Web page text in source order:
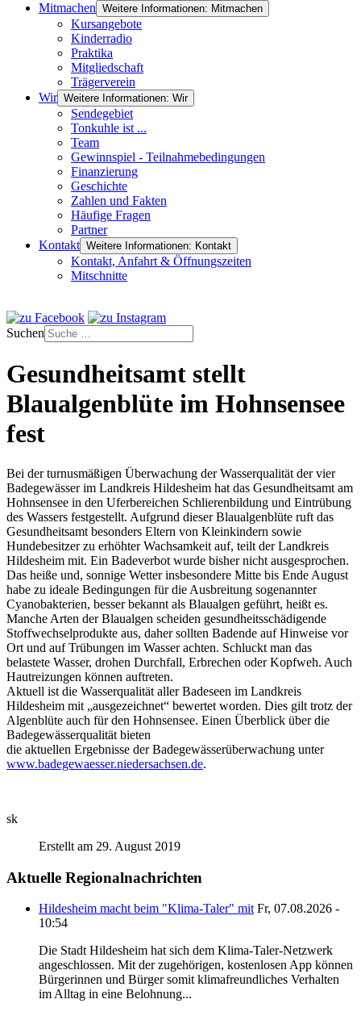
Mitmachen Weitere Informationen: Mitmachen
Kursangebote
Kinderradio
Praktika
Mitgliedschaft
Trägerverein
Wir Weitere Informationen: Wir
Sendegebiet
Tonkuhle ist ...
Team
Gewinnspiel - Teilnahmebedingungen
Finanzierung
Geschichte
Zahlen und Fakten
Häufige Fragen
Partner
Kontakt Weitere Informationen: Kontakt
Kontakt, Anfahrt & Öffnungszeiten
Mitschnitte
Suchen
Gesundheitsamt stellt
Blaualgenblüte im Hohnsensee
fest
Bei der turnusmäßigen Überwachung der Wasserqualität der vier
Badegewässer im Landkreis Hildesheim hat das Gesundheitsamt am
Hohnsensee in den Uferbereichen Schlierenbildung und Eintrübung
des Wassers festgestellt. Aufgrund dieser Blaualgenblüte ruft das
Gesundheitsamt besonders Eltern von Kleinkindern sowie
Hundebesitzer zu erhöhter Wachsamkeit auf, teilt der Landkreis
Hildesheim mit. Ein Badeverbot wurde bisher nicht ausgesprochen.
Das heiße und, sonnige Wetter insbesondere Mitte bis Ende August
habe zu ideale Bedingungen für die Ausbreitung sogenannter
Cyanobakterien, besser bekannt als Blaualgen geführt, heißt es.
Manche Arten der Blaualgen scheiden gesundheitsschädigende
Stoffwechselprodukte aus, daher sollten Badende auf Hinweise vor
Ort und auf Trübungen im Wasser achten. Schluckt man das
belastete Wasser, drohen Durchfall, Erbrechen oder Kopfweh. Auch
Hautreizungen können auftreten.
Aktuell ist die Wasserqualität aller Badeseen im Landkreis
Hildesheim mit „ausgezeichnet“ bewertet worden. Dies gilt trotz der
Algenblüte auch für den Hohnsensee. Einen Überblick über die
Badegewässerqualität bieten
die aktuellen Ergebnisse der Badegewässerüberwachung unter
www.badegewaesser.niedersachsen.de.
sk
Erstellt am 29. August 2019
Aktuelle Regionalnachrichten
Hildesheim macht beim "Klima-Taler" mit Fr, 07.08.2026 -
10:54
Die Stadt Hildesheim hat sich dem Klima-Taler-Netzwerk
angeschlossen. Mit der zugehörigen, kostenlosen App können
Bürgerinnen und Bürger somit klimafreundliches Verhalten
im Alltag in eine Belohnung...